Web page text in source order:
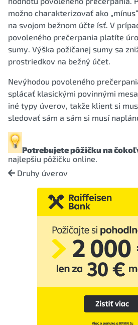
možno charakterizovať ako
na svojom bežnom účte ísť. V
povoleného prečerpania platíte
sumy. Výška požičanej sumy sa
prostriedkov na bežný účet.
Nevýhodou povoleného
splácať klasickými povinnými
iné typy úverov, takže klient si
sledovať sám a sám si musí
Potrebujete pôžičku na
najlepšiu pôžičku online.
Druhy úverov